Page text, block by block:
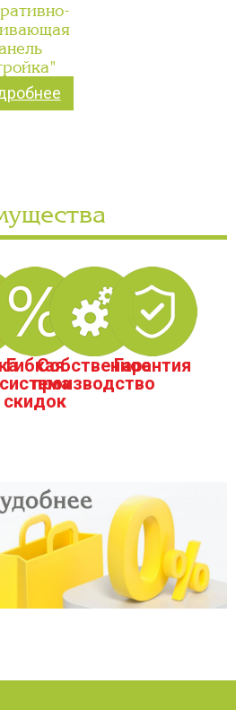
Гибкая
система
скидок
Собственное
производство
Гарантия